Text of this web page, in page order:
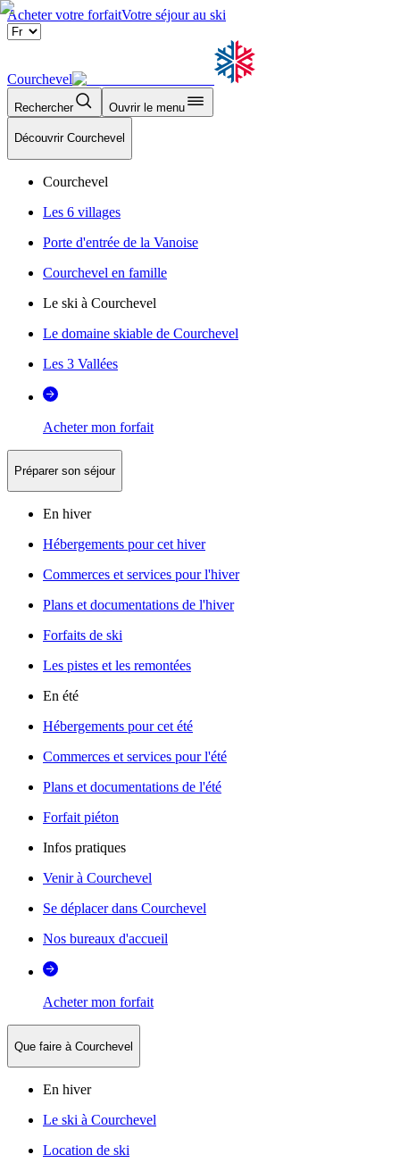
Acheter votre forfaitVotre séjour au ski
Courchevel
Rechercher Ouvrir le menu
Découvrir Courchevel
Courchevel
Les 6 villages
Porte d'entrée de la Vanoise
Courchevel en famille
Le ski à Courchevel
Le domaine skiable de Courchevel
Les 3 Vallées
Acheter mon forfait
Préparer son séjour
En hiver
Hébergements pour cet hiver
Commerces et services pour l'hiver
Plans et documentations de l'hiver
Forfaits de ski
Les pistes et les remontées
En été
Hébergements pour cet été
Commerces et services pour l'été
Plans et documentations de l'été
Forfait piéton
Infos pratiques
Venir à Courchevel
Se déplacer dans Courchevel
Nos bureaux d'accueil
Acheter mon forfait
Que faire à Courchevel
En hiver
Le ski à Courchevel
Location de ski